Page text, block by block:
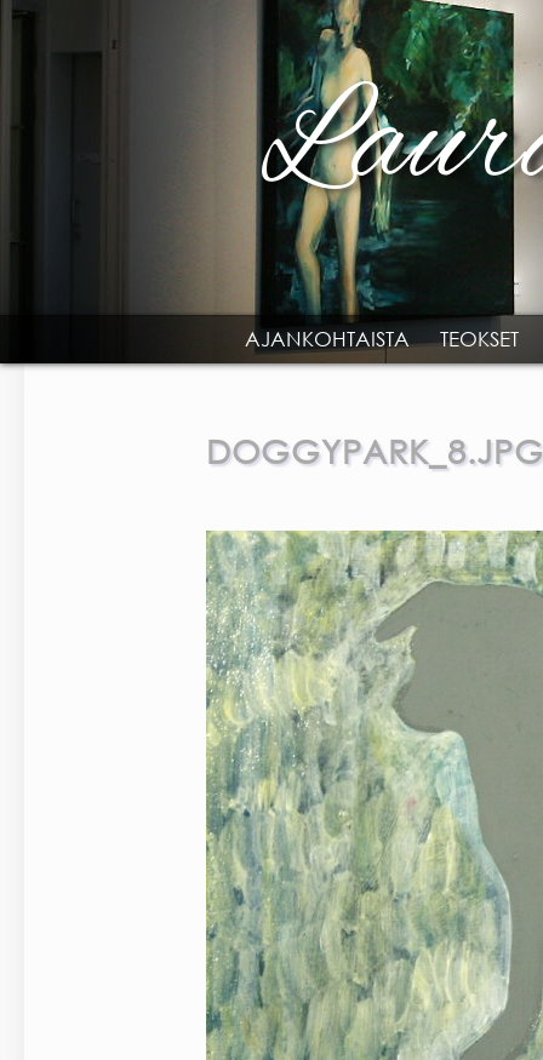
Skip to main content
MAIN MENU
AJANKOHTAISTA TEOKSET
DOGGYPARK_8.JPG